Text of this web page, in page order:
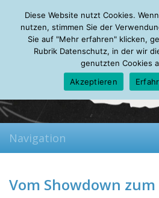
Thursday, 06.08.2026
Mein Account
About
Navigation
Vom Showdown
Diese Website nutzt Cookies.
nutzen, stimmen Sie der
Sie auf "Mehr erfahren" klicken,
Rubrik Datenschutz, in der wir
genutzten Cookies
Akzeptieren